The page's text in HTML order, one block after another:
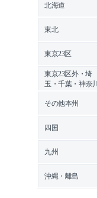
北海道
東北
東京23区
東京23区外・埼
玉・千葉・神奈川
その他本州
四国
九州
沖縄・離島